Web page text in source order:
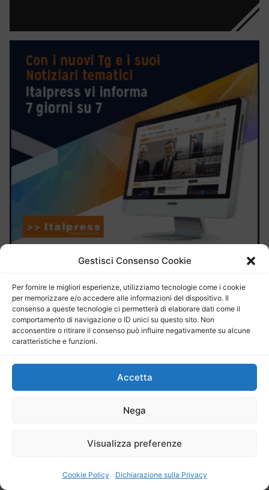
Gestisci Consenso Cookie
Per fornire le migliori esperienze, utilizziamo tecnologie come i cookie
per memorizzare e/o accedere alle informazioni del dispositivo. Il
consenso a queste tecnologie ci permetterà di elaborare dati come il
comportamento di navigazione o ID unici su questo sito. Non
acconsentire o ritirare il consenso può influire negativamente su alcune
caratteristiche e funzioni.
Accetta
Nega
Visualizza preferenze
Cookie Policy Dichiarazione sulla Privacy
Bandi e concorsi: le ultime novità dalla Gazzetta Ufficiale
della Repubblica Italiana del 3 e 7 luglio 2026
Bandi e concorsi: ecco le ultime novità dalla Gazzetta
Pubblicazione: venerdì 26 Giugno 2026
della Repubblica Italiana del 23 giugno 2026